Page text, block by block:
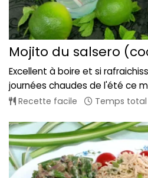
Mojito du salsero
Excellent à boire et si
journées chaudes de l'été ce
Recette facile Temps total